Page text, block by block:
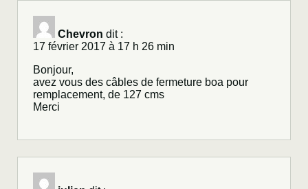
Chevron dit :
17 février 2017 à 17 h 26 min
Bonjour,
avez vous des câbles de fermeture boa pour
remplacement, de 127 cms
Merci